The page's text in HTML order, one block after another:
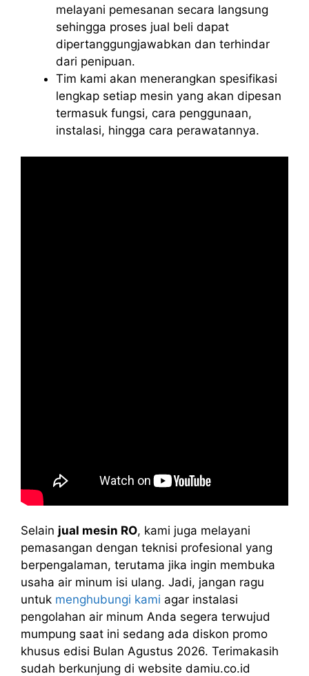
melayani pemesanan secara langsung
sehingga proses jual beli dapat
dipertanggungjawabkan dan terhindar
dari penipuan.
Tim kami akan menerangkan spesifikasi
lengkap setiap mesin yang akan dipesan
termasuk fungsi, cara penggunaan,
instalasi, hingga cara perawatannya.
Selain jual mesin RO, kami juga melayani
pemasangan dengan teknisi profesional yang
berpengalaman, terutama jika ingin membuka
usaha air minum isi ulang. Jadi, jangan ragu
untuk menghubungi kami agar instalasi
pengolahan air minum Anda segera terwujud
mumpung saat ini sedang ada diskon promo
khusus edisi Bulan Agustus 2026. Terimakasih
sudah berkunjung di website damiu.co.id